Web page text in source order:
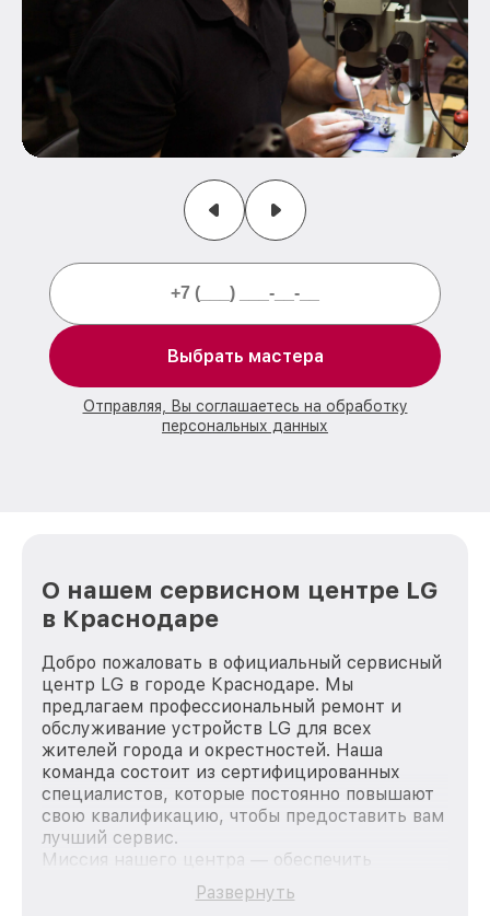
Выбрать мастера
Отправляя, Вы соглашаетесь на обработку
персональных данных
О нашем сервисном центре LG
в Краснодаре
Добро пожаловать в официальный сервисный
центр LG в городе Краснодаре. Мы
предлагаем профессиональный ремонт и
обслуживание устройств LG для всех
жителей города и окрестностей. Наша
команда состоит из сертифицированных
специалистов, которые постоянно повышают
свою квалификацию, чтобы предоставить вам
лучший сервис.
Миссия нашего центра — обеспечить
качественный и доступный ремонт для
каждого пользователя продукции LG, вне
Развернуть